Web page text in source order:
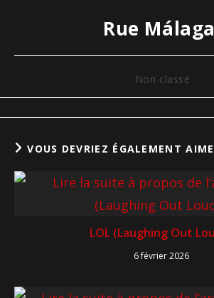
Rue Málaga
Non classé
VOUS DEVRIEZ ÉGALEMENT
LOL (Laughing Out
6 février 2026